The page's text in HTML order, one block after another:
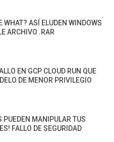
WHAT? ASÍ ELUDEN WINDOWS
ARCHIVO .RAR
EN GCP CLOUD RUN QUE
DE MENOR PRIVILEGIO
PUEDEN MANIPULAR TUS
FALLO DE SEGURIDAD